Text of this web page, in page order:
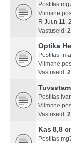
Postitas
Viimane
R Juun 11,
Vastuseid: 2
Optika
Postitas -
Viimane
Vastuseid: 2
Postitas
Viimane
Vastuseid: 2
Kas 8,8
Postitas